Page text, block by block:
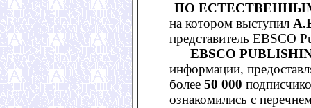
ПО
на котором выступил
представитель EBSCO
EBSCO
информации,
более 50 000
ознакомились с